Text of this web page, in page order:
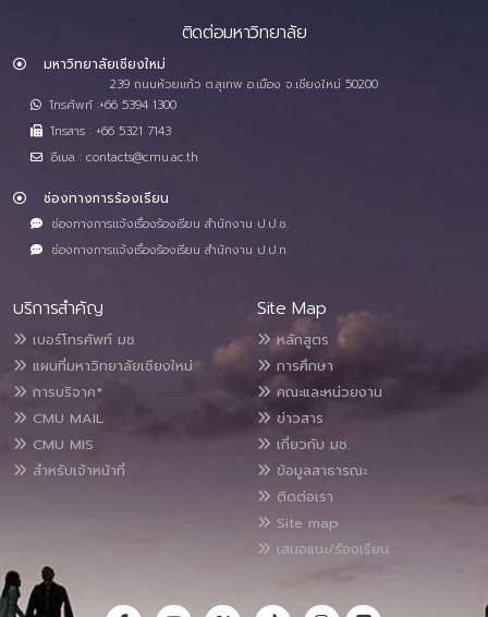
ติดต่อมหาวิทยาลัย
มหาวิทยาลัยเชียงใหม่
239 ถนนห้วยแก้ว ต.สุเทพ อ.เมือง จ.เชียงใหม่ 50200
โทรศัพท์ :+66 5394 1300
โทรสาร : +66 5321 7143
อีเมล : contacts@cmu.ac.th
ช่องทางการร้องเรียน
ช่องทางการแจ้งเรื่องร้องเรียน สำนักงาน ป.ป.ช.
ช่องทางการแจ้งเรื่องร้องเรียน สำนักงาน ป.ป.ท.
บริการสำคัญ
เบอร์โทรศัพท์ มช.
แผนที่มหาวิทยาลัยเชียงใหม่
การบริจาค*
CMU MAIL
CMU MIS
สำหรับเจ้าหน้าที่
Site Map
หลักสูตร
การศึกษา
คณะและหน่วยงาน
ข่าวสาร
เกี่ยวกับ มช.
ข้อมูลสาธารณะ
ติดต่อเรา
Site map
เสนอแนะ/ร้องเรียน